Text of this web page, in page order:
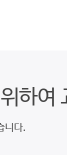
하
니다.